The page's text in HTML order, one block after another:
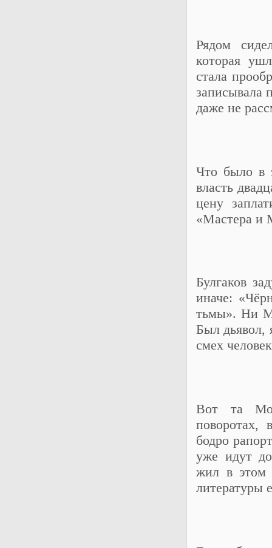
Рядом
которая
стала
записывала
даже не
Что было в
власть
цену
«Мастера и
Булгаков
иначе:
тьмы». Ни
Был дьявол,
смех
Вот та
поворотах,
бодро
уже идут
жил в этом
литературы